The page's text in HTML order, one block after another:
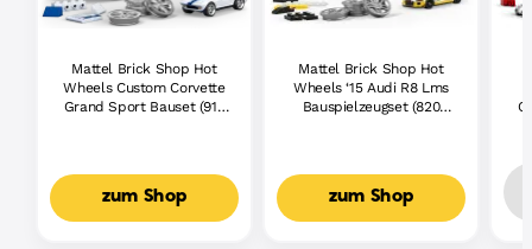
Mattel Brick Shop Hot
Wheels Custom Corvette
Grand Sport Bauset (918
zum Shop
Mattel Brick Shop Hot
Wheels ‘15 Audi R8 Lms
Bauspielzeugset (820
zum Shop